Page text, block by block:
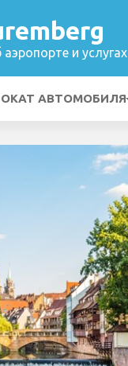
и услугах
АВТОМОБИЛЯ